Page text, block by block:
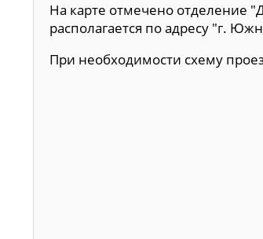
На карте отмечено отделение
располагается по адресу "г.
При необходимости схему